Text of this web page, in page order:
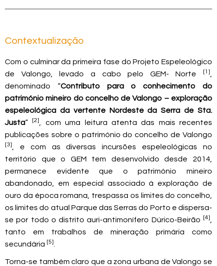
Contextualização
Com o culminar da primeira fase do Projeto Espeleológico
de Valongo, levado a cabo pelo GEM- Norte
[1]
denominado “Contributo para o conhecimento do
património mineiro do concelho de Valongo – exploração
espeleológica da vertente Nordeste da Serra de Sta.
Justa” [2]
, com uma leitura atenta das mais recentes
publicações sobre o património do concelho de Valongo
[3]
, e com as diversas incursões espeleológicas no
território que o GEM tem desenvolvido desde 2014,
permanece evidente que o património mineiro
abandonado, em especial associado à exploração de
ouro da época romana, trespassa os limites do concelho,
os limites do atual Parque das Serras do Porto e dispersa-
se por todo o distrito auri-antimonífero Dúrico-Beirão [4]
tanto em trabalhos de mineração primária como
secundária [5]
Torna-se também claro que a zona urbana de Valongo se